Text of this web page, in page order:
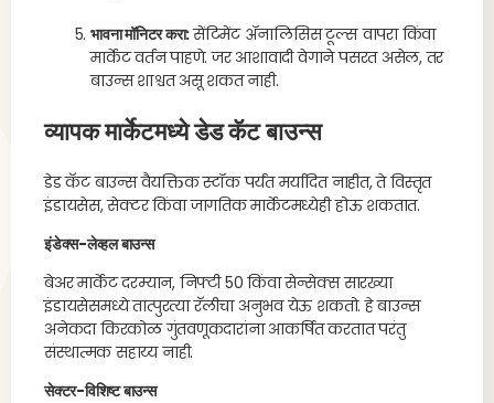
भावना मॉनिटर करा:सेंटिमेंट ॲनालिसिस टूल्स वापरा किंवा
मार्केट वर्तन पाहणे. जर आशावादी वेगाने पसरत असेल, तर
बाउन्स शाश्वत असू शकत नाही.
व्यापक मार्केटमध्ये डेड कॅट बाउन्स
डेड कॅट बाउन्स वैयक्तिक स्टॉक पर्यंत मर्यादित नाहीत, ते विस्तृत
इंडायसेस, सेक्टर किंवा जागतिक मार्केटमध्येही होऊ शकतात.
इंडेक्स-लेव्हल बाउन्स
बेअर मार्केट दरम्यान, निफ्टी 50 किंवा सेन्सेक्स सारख्या
इंडायसेसमध्ये तात्पुरत्या रॅलीचा अनुभव येऊ शकतो. हे बाउन्स
अनेकदा किरकोळ गुंतवणूकदारांना आकर्षित करतात परंतु
संस्थात्मक सहाय्य नाही.
सेक्टर-विशिष्ट बाउन्स